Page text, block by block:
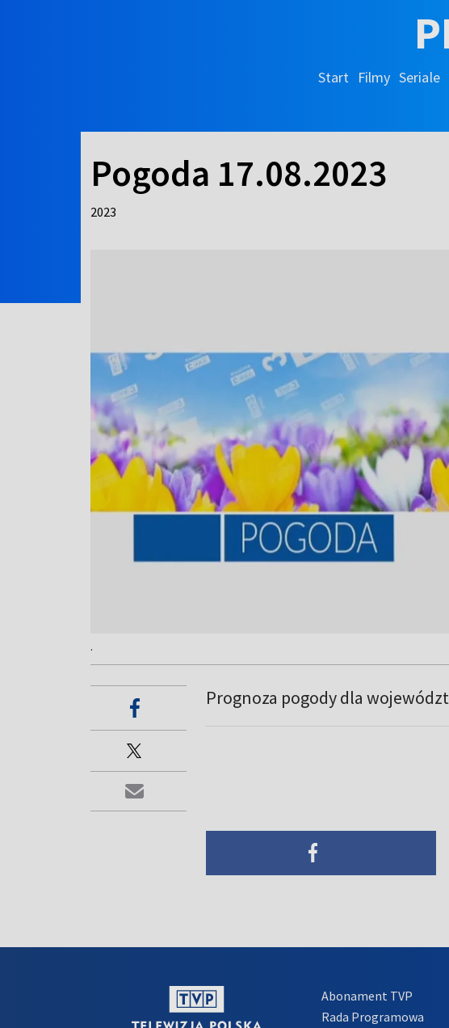
Start Filmy Seriale
Pogoda 17.08.2023
2023
.
Prognoza pogody dla
Abonament TVP
Rada Programowa